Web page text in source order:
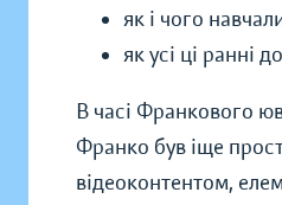
як і чого
як усі ці ранні
В часі Франкового
Франко був іще
відеоконтентом,